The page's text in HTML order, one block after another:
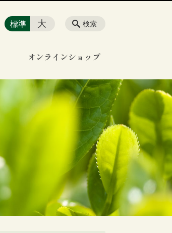
オンラインショップ
検索
標準 大